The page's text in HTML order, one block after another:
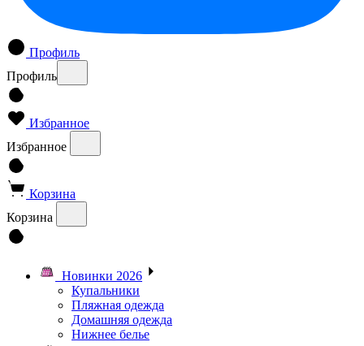
Профиль
Профиль
Избранное
Избранное
Корзина
Корзина
Новинки 2026
Купальники
Пляжная одежда
Домашняя одежда
Нижнее белье